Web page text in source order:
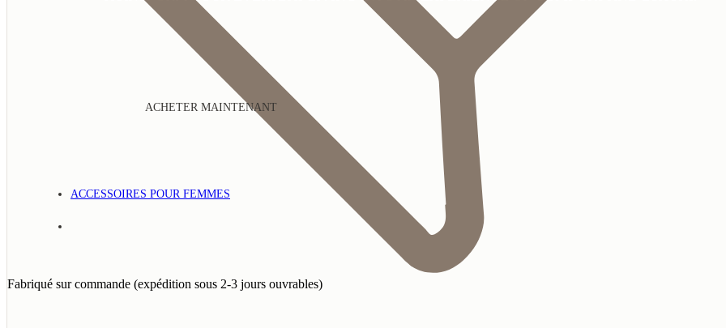
ACHETER MAINTENANT
ACCESSOIRES POUR FEMMES
Fabriqué sur commande (expédition sous 2-3 jours ouvrables)